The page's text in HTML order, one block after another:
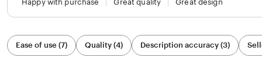
Happy with purchase Great quality Great design
Filter
by
category
Ease of use (7) Quality (4) Description accuracy (3)